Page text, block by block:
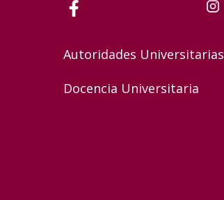
Autoridades Universitarias
Docencia Universitaria